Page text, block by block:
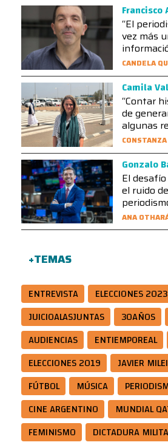
“El
vez más
CANDELA
Camila
“Contar
de
algunas
Gonzalo
El
el ruido
ANA
+TEMAS
ENTREVISTA ELECCIONES 2023
JUICIOALASJUNTAS
30AÑOS
AUDIENCIAS
ENTIEMPOREAL
ELECCIONES 2019
JAVIER MILEI
FÚTBOL
MÚSICA
CINE ARGENTINO
MUNDIAL
FEMINISMO
DICTADURA